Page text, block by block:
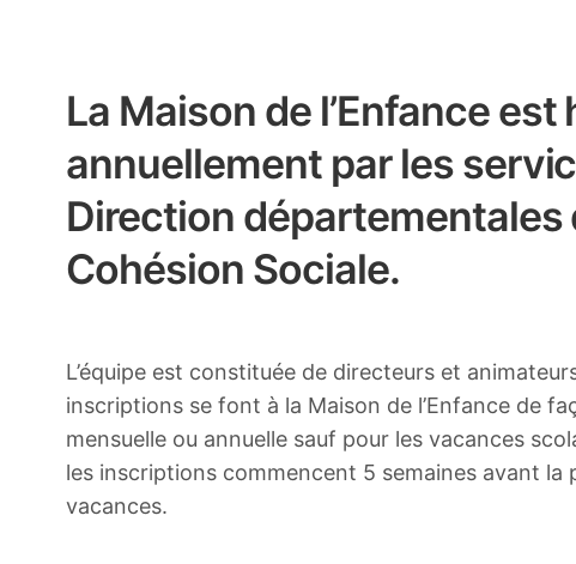
La Maison de l’Enfance est
annuellement par les
Direction départementales
Cohésion Sociale.
L’équipe est constituée de directeurs et
inscriptions se font à la Maison de l’Enfance de
mensuelle ou annuelle sauf pour les vacances
les inscriptions commencent 5 semaines avant la
vacances.